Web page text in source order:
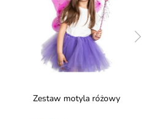
Zestaw motyla różowy